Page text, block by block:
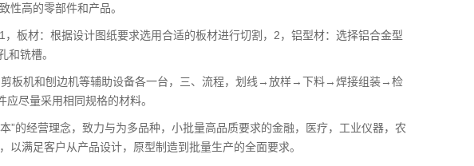
性高的零部件和产品。
板材：根据设计图纸要求选用合适的板材进行切割，2，铝型材：选择铝合金型
和铣槽。
剪板机和刨边机等辅助设备各一台，三、流程，划线→放样→下料→焊接组装→检
尽量采用相同规格的材料。
”的经营理念，致力与为多品种，小批量高品质要求的金融，医疗，工业仪器，农
以满足客户从产品设计，原型制造到批量生产的全面要求。